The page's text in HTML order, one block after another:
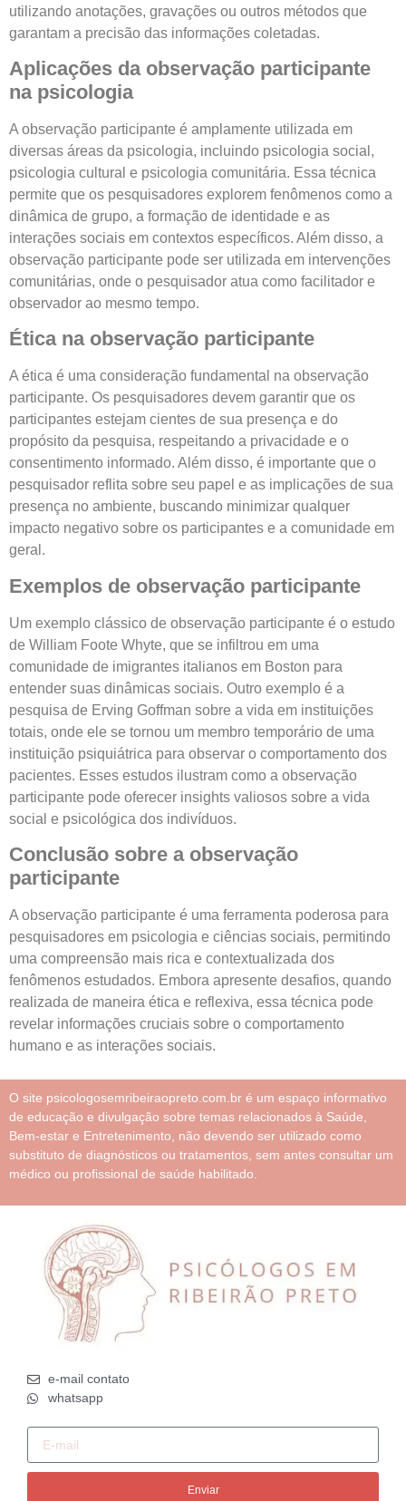
utilizando anotações, gravações ou outros métodos que
garantam a precisão das informações coletadas.
Aplicações da observação participante
na psicologia
A observação participante é amplamente utilizada em
diversas áreas da psicologia, incluindo psicologia social,
psicologia cultural e psicologia comunitária. Essa técnica
permite que os pesquisadores explorem fenômenos como a
dinâmica de grupo, a formação de identidade e as
interações sociais em contextos específicos. Além disso, a
observação participante pode ser utilizada em intervenções
comunitárias, onde o pesquisador atua como facilitador e
observador ao mesmo tempo.
Ética na observação participante
A ética é uma consideração fundamental na observação
participante. Os pesquisadores devem garantir que os
participantes estejam cientes de sua presença e do
propósito da pesquisa, respeitando a privacidade e o
consentimento informado. Além disso, é importante que o
pesquisador reflita sobre seu papel e as implicações de sua
presença no ambiente, buscando minimizar qualquer
impacto negativo sobre os participantes e a comunidade em
geral.
Exemplos de observação participante
Um exemplo clássico de observação participante é o estudo
de William Foote Whyte, que se infiltrou em uma
comunidade de imigrantes italianos em Boston para
entender suas dinâmicas sociais. Outro exemplo é a
pesquisa de Erving Goffman sobre a vida em instituições
totais, onde ele se tornou um membro temporário de uma
instituição psiquiátrica para observar o comportamento dos
pacientes. Esses estudos ilustram como a observação
participante pode oferecer insights valiosos sobre a vida
social e psicológica dos indivíduos.
Conclusão sobre a observação
participante
A observação participante é uma ferramenta poderosa para
pesquisadores em psicologia e ciências sociais, permitindo
uma compreensão mais rica e contextualizada dos
fenômenos estudados. Embora apresente desafios, quando
realizada de maneira ética e reflexiva, essa técnica pode
revelar informações cruciais sobre o comportamento
humano e as interações sociais.
O site psicologosemribeiraopreto.com.br é um espaço informativo
de educação e divulgação sobre temas relacionados à Saúde,
Bem-estar e Entretenimento, não devendo ser utilizado como
substituto de diagnósticos ou tratamentos, sem antes consultar um
médico ou profissional de saúde habilitado.
e-mail contato
whatsapp
Enviar